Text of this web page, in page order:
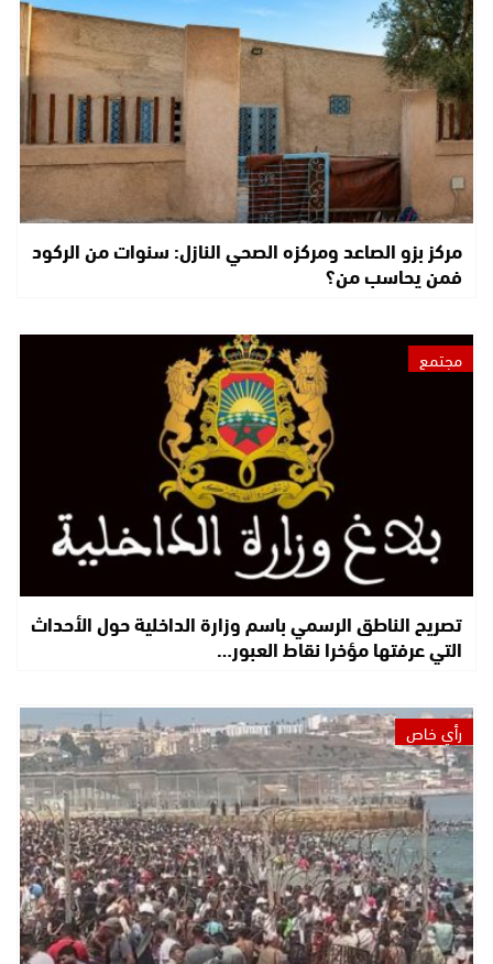
مركز بزو الصاعد ومركزه الصحي النازل: سنوات من الركود
فمن يحاسب من؟
مجتمع
تصريح الناطق الرسمي باسم وزارة الداخلية حول الأحداث
التي عرفتها مؤخرا نقاط العبور…
رأي خاص